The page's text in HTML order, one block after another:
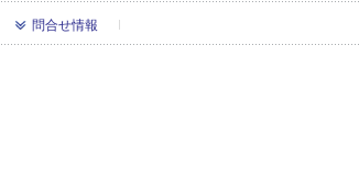
問合せ情報